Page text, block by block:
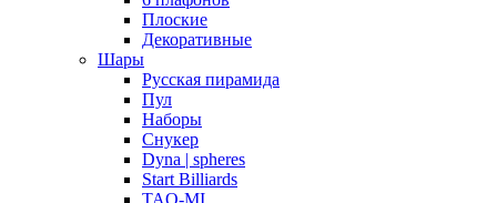
Плоские
Декоративные
Шары
Русская пирамида
Пул
Наборы
Снукер
Dyna | spheres
Start Billiards